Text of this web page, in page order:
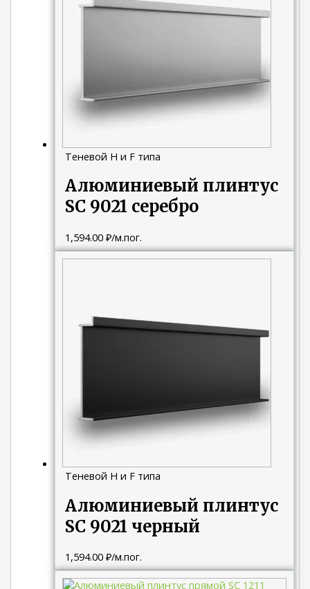
Теневой H и F типа
Алюминиевый плинтус
SC 9021 серебро
1,594.00₽/м.пог.
Теневой H и F типа
Алюминиевый плинтус
SC 9021 черный
1,594.00₽/м.пог.